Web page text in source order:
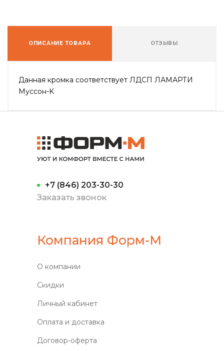
ОПИСАНИЕ ТОВАРА ОТЗЫВЫ
Данная кромка соответствует ЛДСП ЛАМАРТИ
Муссон-K
+7 (846) 203-30-30
Заказать звонок
Компания Форм-М
О компании
Скидки
Личный кабинет
Оплата и доставка
Договор-оферта